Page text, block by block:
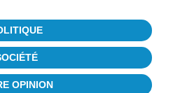
OPINION